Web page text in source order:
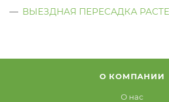
ВЫЕЗДНАЯ ПЕРЕСАДКА
О КОМПАНИИ
О нас